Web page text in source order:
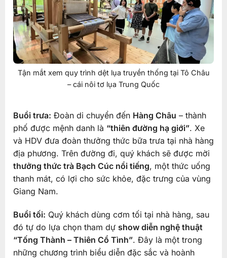
Tận mắt xem quy trình dệt lụa truyền thống tại Tô Châu
– cái nôi tơ lụa Trung Quốc
Buổi trưa: Đoàn di chuyển đến Hàng Châu – thành
phố được mệnh danh là “thiên đường hạ giới”. Xe
và HDV đưa đoàn thưởng thức bữa trưa tại nhà hàng
địa phương. Trên đường đi, quý khách sẽ được mời
thưởng thức trà Bạch Cúc nổi tiếng, một thức uống
thanh mát, có lợi cho sức khỏe, đặc trưng của vùng
Giang Nam.
Buổi tối: Quý khách dùng cơm tối tại nhà hàng, sau
đó tự do lựa chọn tham dự show diễn nghệ thuật
“Tống Thành – Thiên Cổ Tình”. Đây là một trong
những chương trình biểu diễn đặc sắc và hoành